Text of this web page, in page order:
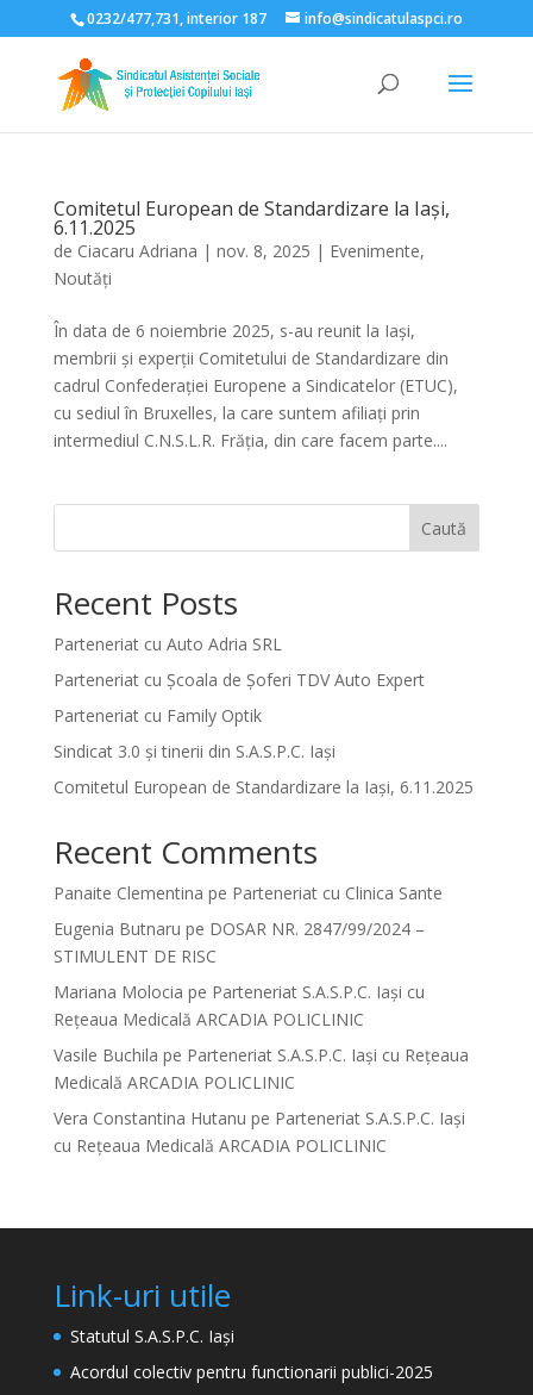
Deschide bara de unelte
0232/477,731, interior 187 info@sindicatulaspci.ro
Comitetul European de Standardizare la Iași,
6.11.2025
de Ciacaru Adriana | nov. 8, 2025 | Evenimente,
Noutăți
În data de 6 noiembrie 2025, s-au reunit la Iași,
membrii și experții Comitetului de Standardizare din
cadrul Confederației Europene a Sindicatelor (ETUC),
cu sediul în Bruxelles, la care suntem afiliați prin
intermediul C.N.S.L.R. Frăția, din care facem parte....
Caută
Recent Posts
Parteneriat cu Auto Adria SRL
Parteneriat cu Școala de Șoferi TDV Auto Expert
Parteneriat cu Family Optik
Sindicat 3.0 și tinerii din S.A.S.P.C. Iași
Comitetul European de Standardizare la Iași, 6.11.2025
Recent Comments
Panaite Clementina pe Parteneriat cu Clinica Sante
Eugenia Butnaru pe DOSAR NR. 2847/99/2024 –
STIMULENT DE RISC
Mariana Molocia pe Parteneriat S.A.S.P.C. Iași cu
Rețeaua Medicală ARCADIA POLICLINIC
Vasile Buchila pe Parteneriat S.A.S.P.C. Iași cu Rețeaua
Medicală ARCADIA POLICLINIC
Vera Constantina Hutanu pe Parteneriat S.A.S.P.C. Iași
cu Rețeaua Medicală ARCADIA POLICLINIC
Link-uri utile
Statutul S.A.S.P.C. Iași
Acordul colectiv pentru functionarii publici-2025